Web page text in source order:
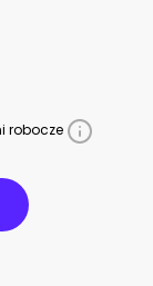
robocze